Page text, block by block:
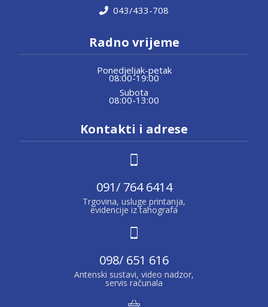
043/433-708
Radno vrijeme
Ponedjeljak-petak
08:00-19:00
Subota
08:00-13:00
Kontakti i adrese
091/ 764 6414
Trgovina, usluge printanja,
evidencije iz tahografa
098/ 651 616
Antenski sustavi, video nadzor,
servis računala